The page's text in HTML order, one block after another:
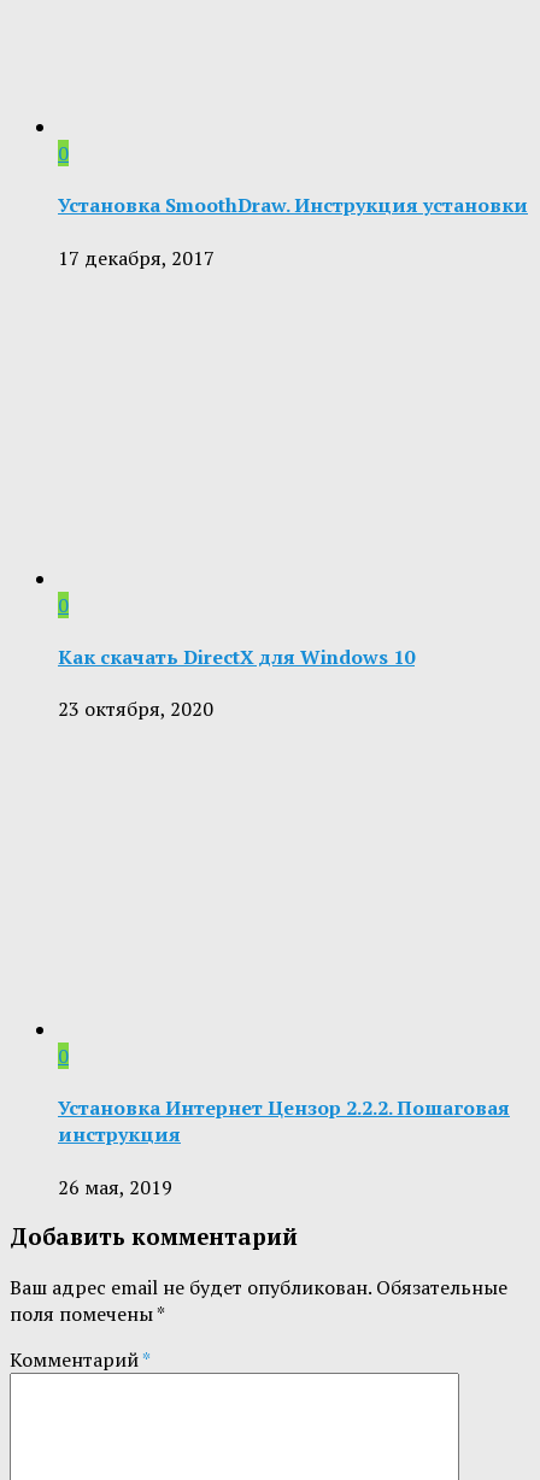
0
Установка SmoothDraw. Инструкция установки
17 декабря, 2017
0
Как скачать DirectX для Windows 10
23 октября, 2020
0
Установка Интернет Цензор 2.2.2. Пошаговая
инструкция
26 мая, 2019
Добавить комментарий
Ваш адрес email не будет опубликован. Обязательные
поля помечены*
Комментарий*